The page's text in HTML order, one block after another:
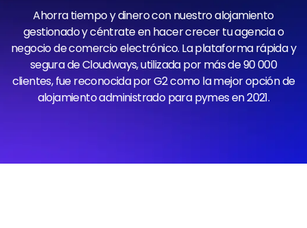
Ahorra tiempo y dinero con nuestro alojamiento
gestionado y céntrate en hacer crecer tu agencia o
negocio de comercio electrónico. La plataforma rápida y
segura de Cloudways, utilizada por más de 90 000
clientes, fue reconocida por G2 como la mejor opción de
alojamiento administrado para pymes en 2021.